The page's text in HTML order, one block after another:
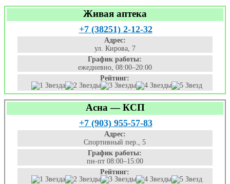
Живая аптека
+7 (38251) 2-12-32
Адрес:
ул. Кирова, 7
График работы:
ежедневно, 08:00–20:00
Рейтинг:
Асна — КСП
+7 (903) 955-57-83
Адрес:
Спортивный пер., 5
График работы:
пн-пт 08:00–15:00
Рейтинг: